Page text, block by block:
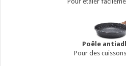
Poêle
Pour des